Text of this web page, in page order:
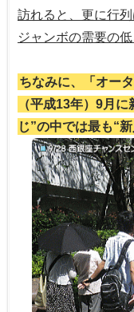
訪れると、更に行
ジャンボの需要の
ちなみに、「オー
（平成13年）9月
じ”の中では最も“